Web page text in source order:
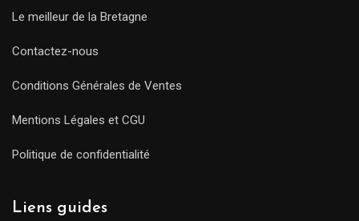
Le meilleur de la Bretagne
Contactez-nous
Conditions Générales de Ventes
Mentions Légales et CGU
Politique de confidentialité
Liens guides